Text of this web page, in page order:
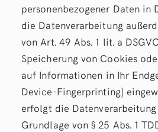
personenbezogener Daten
die Datenverarbeitung
von Art. 49 Abs. 1 lit. a
Speicherung von Cookies
auf Informationen in Ihr
Device-Fingerprinting)
erfolgt die
Grundlage von § 25 Abs. 1